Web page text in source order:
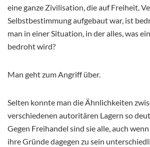
eine ganze Zivilisation, die auf Freiheit,
Selbstbestimmung aufgebaut war, ist
man in einer Situation, in der alles, was
bedroht wird?
Man geht zum Angriff über.
Selten konnte man die Ähnlichkeiten
verschiedenen autoritären Lagern so
Gegen Freihandel sind sie alle, auch
ihre Gründe dagegen zu sein